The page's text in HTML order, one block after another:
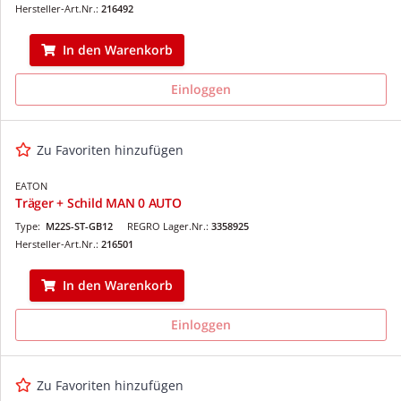
Hersteller-Art.Nr.: 216492
In den Warenkorb
Einloggen
Zu Favoriten hinzufügen
EATON
Träger + Schild MAN 0 AUTO
REGRO Lager.Nr.: 3358925
Type: M22S-ST-GB12
Hersteller-Art.Nr.: 216501
In den Warenkorb
Einloggen
Zu Favoriten hinzufügen